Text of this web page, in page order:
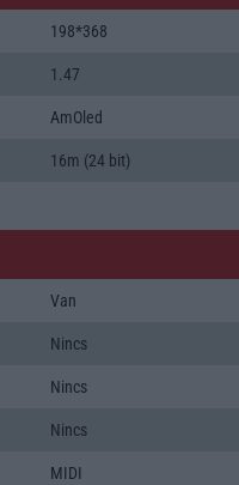
198*368
1.47
AmOled
16m (24 bit)
Van
Nincs
Nincs
Nincs
MIDI